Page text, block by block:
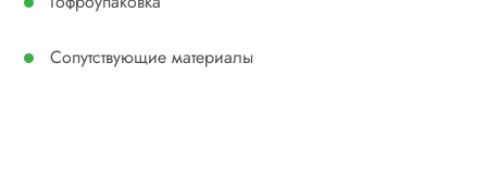
Сопутствующие материалы